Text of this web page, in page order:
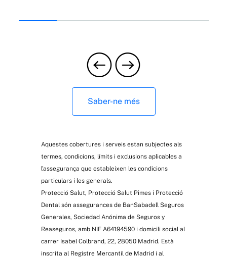
Saber-ne més
Aquestes cobertures i serveis estan subjectes als
termes, condicions, límits i exclusions aplicables a
l’assegurança que estableixen les condicions
particulars i les generals.
Protecció Salut, Protecció Salut Pimes i Protecció
Dental són assegurances de BanSabadell Seguros
Generales, Sociedad Anónima de Seguros y
Reaseguros, amb NIF A64194590 i domicili social al
carrer Isabel Colbrand, 22, 28050 Madrid. Està
inscrita al Registre Mercantil de Madrid i al